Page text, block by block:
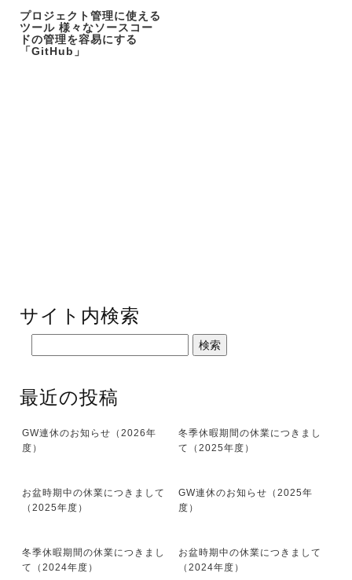
プロジェクト管理に使える
ツール 様々なソースコー
ドの管理を容易にする
「GitHub」
サイト内検索
最近の投稿
GW連休のお知らせ（2026年
度）
冬季休暇期間の休業につきまし
て（2025年度）
お盆時期中の休業につきまして
（2025年度）
GW連休のお知らせ（2025年
度）
冬季休暇期間の休業につきまし
て（2024年度）
お盆時期中の休業につきまして
（2024年度）